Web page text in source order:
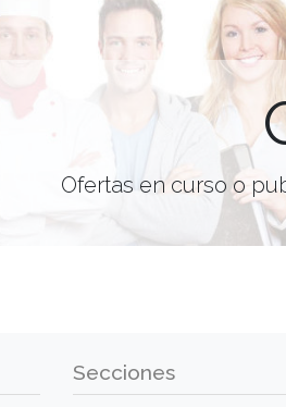
Ofertas en curso o
Secciones